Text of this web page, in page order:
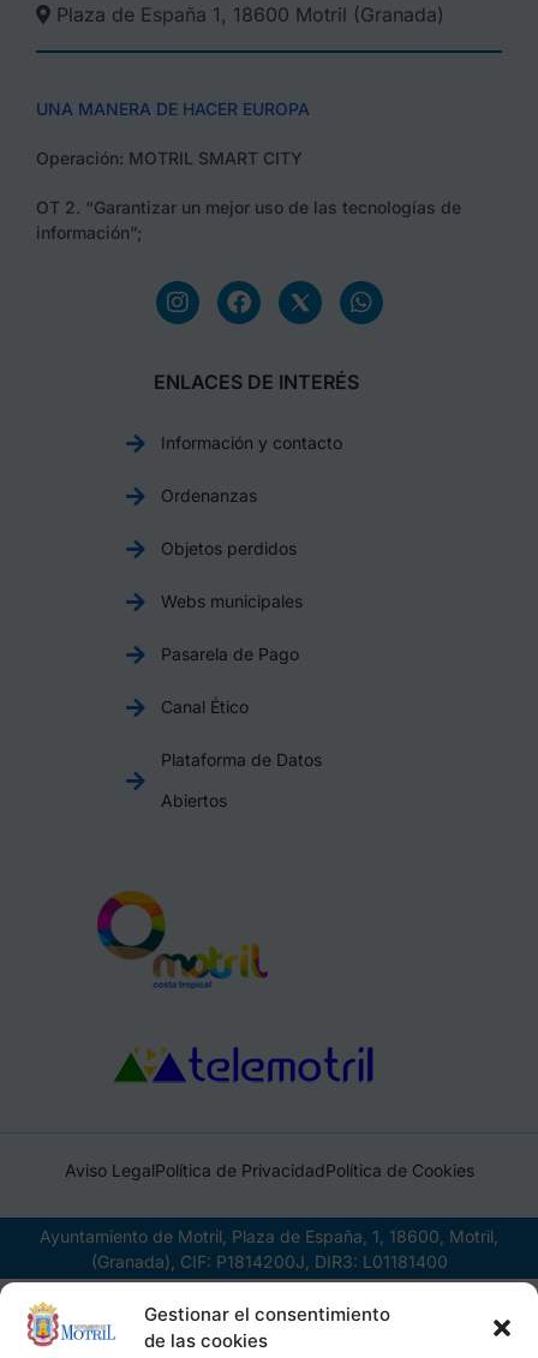
Gestionar el consentimiento
de las cookies
Plaza de España 1, 18600 Motril (Granada)​
UNA MANERA DE HACER EUROPA
Operación: MOTRIL SMART CITY
OT 2. “Garantizar un mejor uso de las tecnologías de
información”;
ENLACES DE INTERÉS
Información y contacto
Ordenanzas
Objetos perdidos
Webs municipales
Pasarela de Pago
Canal Ético
Plataforma de Datos
Abiertos
Aviso LegalPolítica de PrivacidadPolítica de Cookies
Ayuntamiento de Motril, Plaza de España, 1, 18600, Motril,
(Granada), CIF: P1814200J, DIR3: L01181400